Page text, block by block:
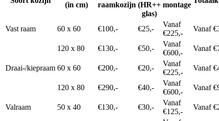
(in cm)
raamkozijn (HR++
glas)
montage
Vast raam 60 x 60 €100,- €25,-
Vanaf
€225,-
Vanaf
120 x 80 €130,- €50,-
Vanaf
€600,-
Vanaf
Draai-/kiepraam 60 x 60 €200,- €20,-
Vanaf
€225,-
Vanaf
120 x 80 €290,- €40,-
Vanaf
€600,-
Vanaf
Valraam 50 x 40 €130,- €30,-
Vanaf
€125,-
Vanaf